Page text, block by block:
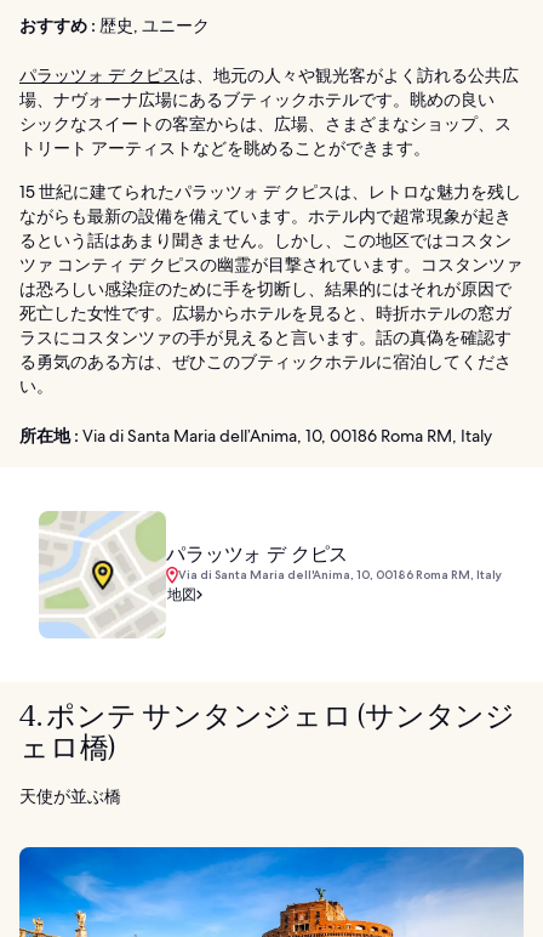
おすすめ : 歴史, ユニーク
パラッツォ デ クピスは、地元の人々や観光客がよく訪れる公共広
場、ナヴォーナ広場にあるブティックホテルです。眺めの良い
シックなスイートの客室からは、広場、さまざまなショップ、ス
トリート アーティストなどを眺めることができます。
15 世紀に建てられたパラッツォ デ クピスは、レトロな魅力を残し
ながらも最新の設備を備えています。ホテル内で超常現象が起き
るという話はあまり聞きません。しかし、この地区ではコスタン
ツァ コンティ デ クピスの幽霊が目撃されています。コスタンツァ
は恐ろしい感染症のために手を切断し、結果的にはそれが原因で
死亡した女性です。広場からホテルを見ると、時折ホテルの窓ガ
ラスにコスタンツァの手が見えると言います。話の真偽を確認す
る勇気のある方は、ぜひこのブティックホテルに宿泊してくださ
い。
所在地 : Via di Santa Maria dell’Anima, 10, 00186 Roma RM, Italy
パラッツォ デ クピス
Via di Santa Maria dell'Anima, 10, 00186 Roma RM, Italy
地図
4. ポンテ サンタンジェロ (サンタンジ
ェロ橋)
天使が並ぶ橋